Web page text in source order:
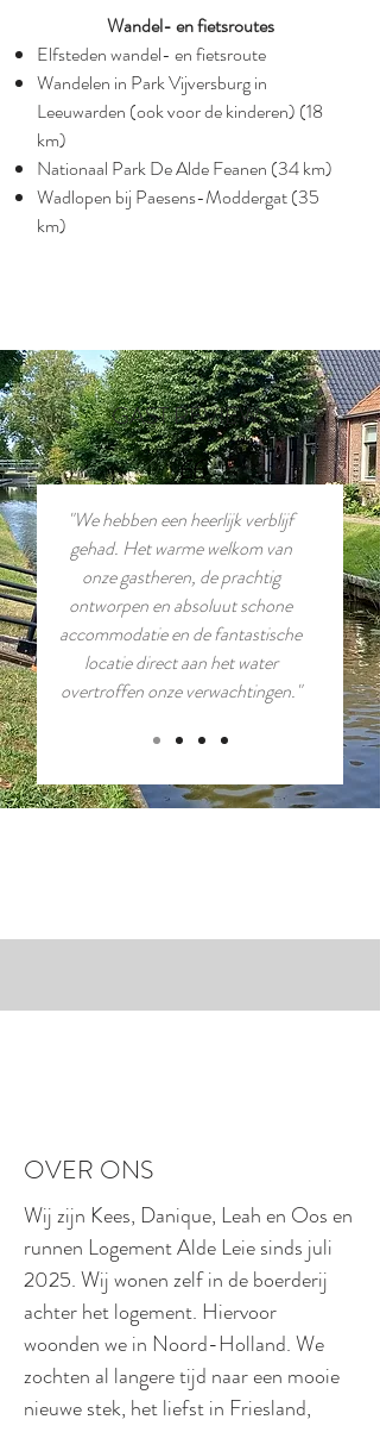
Wandel- en fietsroutes
Elfsteden wandel- en fietsroute
Wandelen in Park Vijversburg in
Leeuwarden (ook voor de kinderen) (18
km)
Nationaal Park De Alde Feanen (34 km)
Wadlopen bij Paesens-Moddergat (35
km)​
GAST REVIEWS
"We hebben een heerlijk verblijf
gehad. Het warme welkom van
onze gastheren, de prachtig
ontworpen en absoluut schone
accommodatie en de fantastische
locatie direct aan het water
overtroffen onze verwachtingen."
OVER ONS
Wij zijn Kees, Danique, Leah en Oos en
runnen Logement Alde Leie sinds juli
2025. Wij wonen zelf in de boerderij
achter het logement. Hiervoor
woonden we in Noord-Holland. We
zochten al langere tijd naar een mooie
nieuwe stek, het liefst in Friesland,